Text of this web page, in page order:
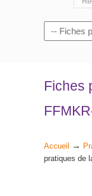
Navigation
Fiches
Accueil →
pratiques de